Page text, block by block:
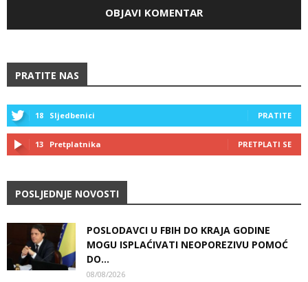
PRATITE NAS
18 Sljedbenici PRATITE
13 Pretplatnika PRETPLATI SE
POSLJEDNJE NOVOSTI
POSLODAVCI U FBIH DO KRAJA GODINE
MOGU ISPLAĆIVATI NEOPOREZIVU POMOĆ
DO...
08/08/2026